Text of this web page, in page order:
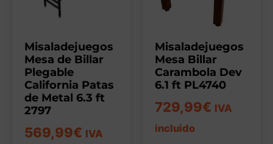
Misaladejuegos
Mesa de Billar
Plegable
California Patas
de Metal 6.3 ft
2797
569,99€ IVA
Misaladejuegos
Mesa Billar
Carambola Dev
6.1 ft PL4740
729,99€ IVA
incluido